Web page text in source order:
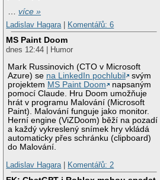
…více »
Ladislav Hagara
Komentářů: 6
MS Paint Doom
dnes 12:44 | Humor
Mark Russinovich (CTO v Microsoft
Azure) se na LinkedIn pochlubil
svým
projektem MS Paint Doom
napsaným
pomocí Claude. Hru Doom umožňuje
hrát v programu Malování (Microsoft
Paint). Malování funguje jako monitor.
Herní engine (ViZDoom) běží na pozadí
a každý vykreslený snímek hry vkládá
automaticky přes schránku (clipboard)
do Malování.
Ladislav Hagara
Komentářů: 2